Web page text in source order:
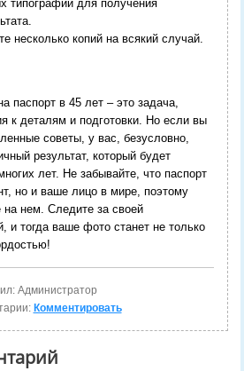
типографий для получения
несколько копий на всякий случай.
паспорт в 45 лет – это задача,
к деталям и подготовки. Но если вы
советы, у вас, безусловно,
результат, который будет
лет. Не забывайте, что паспорт
но и ваше лицо в мире, поэтому
нем. Следите за своей
и тогда ваше фото станет не только
Администратор
Комментировать